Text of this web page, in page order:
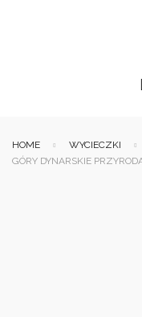
HOME
WYCIECZKI
GÓRY DYNARSKIE